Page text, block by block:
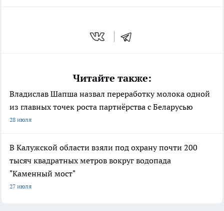
Читайте также:
Владислав Шапша назвал переработку молока одной
из главных точек роста партнёрства с Беларусью
28 июля
В Калужской области взяли под охрану почти 200
тысяч квадратных метров вокруг водопада
"Каменный мост"
27 июля